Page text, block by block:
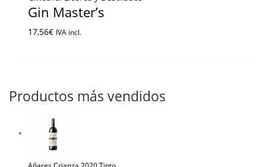
Gin Master’s
17,56€ IVA incl.
Productos más vendidos